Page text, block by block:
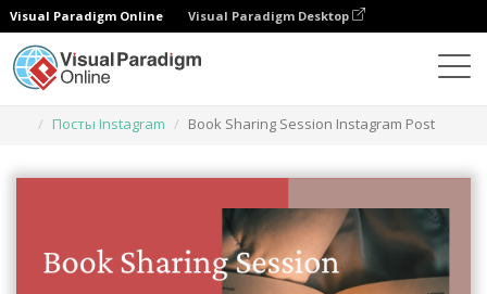
Visual Paradigm Online Visual Paradigm Desktop
Посты Instagram
Book Sharing Session Instagram Post